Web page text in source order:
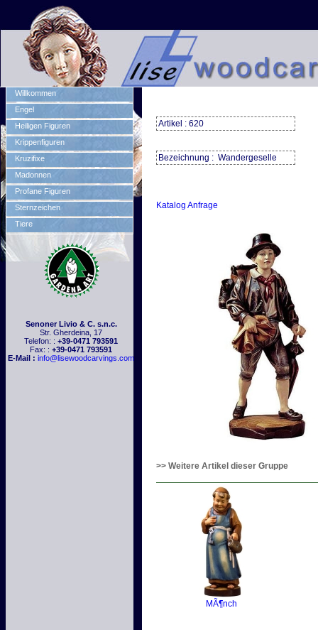
Willkommen
Engel
Heiligen Figuren
Krippenfiguren
Kruzifixe
Madonnen
Profane Figuren
Sternzeichen
Tiere
Senoner Livio & C. s.n.c.
Str. Gherdeina, 17
Telefon: : +39-0471 793591
Fax: : +39-0471 793591
E-Mail : info@lisewoodcarvings.com
Artikel : 620
Bezeichnung : Wandergeselle
Katalog Anfrage
>> Weitere Artikel dieser Gruppe
MÃ¶nch